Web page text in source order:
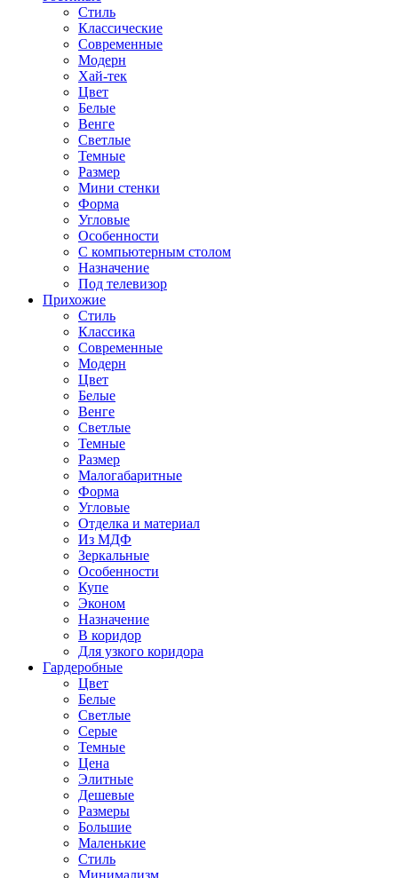
Стиль
Классические
Современные
Модерн
Хай-тек
Цвет
Белые
Венге
Светлые
Темные
Размер
Мини стенки
Форма
Угловые
Особенности
С компьютерным столом
Назначение
Под телевизор
Прихожие
Стиль
Классика
Современные
Модерн
Цвет
Белые
Венге
Светлые
Темные
Размер
Малогабаритные
Форма
Угловые
Отделка и материал
Из МДФ
Зеркальные
Особенности
Купе
Эконом
Назначение
В коридор
Для узкого коридора
Гардеробные
Цвет
Белые
Светлые
Серые
Темные
Цена
Элитные
Дешевые
Размеры
Большие
Маленькие
Стиль
Минимализм